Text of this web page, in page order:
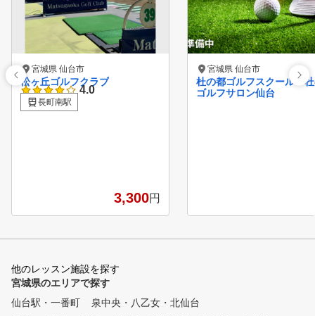
宮城県 仙台市
松ヶ丘ゴルフクラブ
4.0
長町南駅
3,300円
宮城県 仙台市
杜の都ゴルフスクール
ゴルフサロン仙台
他のレッスン施設を探す
宮城県のエリアで探す
仙台駅・一番町
泉中央・八乙女・北仙台